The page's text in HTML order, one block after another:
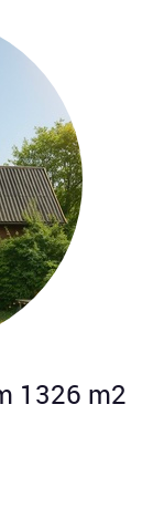
1326 m2